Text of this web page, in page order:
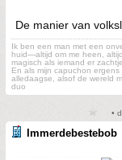
De manier van
Ik ben een man met een
huid—altijd om me heen,
magisch als iemand er
En als mijn capuchon
alledaagse, alsof de wereld
duo
•
Immerdebestebob